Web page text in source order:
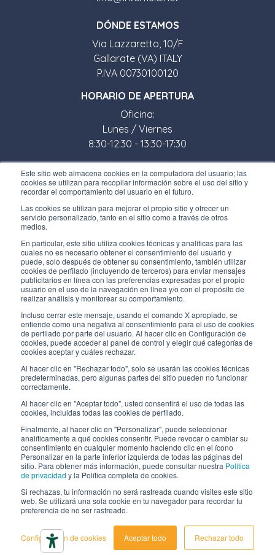
Este sitio web almacena cookies en la computadora del usuario; las
cookies se utilizan para recopilar información sobre el uso del sitio y
recordar el comportamiento del usuario en el futuro.
Las cookies se utilizan para mejorar el propio sitio y ofrecer un
servicio personalizado, tanto en el sitio como a través de otros
medios.
En particular, este sitio utiliza cookies técnicas y analíticas para las
cuales no es necesario obtener el consentimiento del usuario y
puede, solo después de obtener su consentimiento, también utilizar
cookies de perfilado (incluyendo de terceros) para enviar mensajes
publicitarios en línea con las preferencias expresadas por el propio
usuario en el uso de la navegación en línea y/o con el propósito de
realizar análisis y monitorear su comportamiento.
Incluso cerrar este mensaje, usando el comando X apropiado, se
entiende como una negativa al consentimiento para el uso de cookies
de perfilado por parte del usuario. Al hacer clic en Configuración de
cookies, puede acceder al panel de control y elegir qué categorías de
cookies aceptar y cuáles rechazar.
Al hacer clic en "Rechazar todo", solo se usarán las cookies técnicas
predeterminadas, pero algunas partes del sitio pueden no funcionar
correctamente.
Al hacer clic en "Aceptar todo", usted consentirá el uso de todas las
cookies, incluidas todas las cookies de perfilado.
Finalmente, al hacer clic en "Personalizar", puede seleccionar
analíticamente a qué cookies consentir. Puede revocar o cambiar su
consentimiento en cualquier momento haciendo clic en el ícono
Personalizar en la parte inferior izquierda de todas las páginas del
sitio. Para obtener más información, puede consultar nuestra Política
de privacidad y la Política completa de cookies.
Si rechazas, tu información no será rastreada cuando visites este sitio
web. Se utilizará una sola cookie en tu navegador para recordar tu
preferencia de no ser rastreado.
Configuración de cookies Aceptar todo Rechazar todo
DÓNDE ESTAMOS
Via Lazzaretto, 10/F
Gallarate (VA) ITALY
P.IVA 00730100120
HORARIO DE APERTURA
Oficina:
Lunes / Viernes
8:30-12:30 - 13:30-17:30
Tienda:
Lunes / Viernes
Subscríbete a nuestro boletín
Trabaja con nosotros
Los envases de Interfluid
Proyecto de transformación digital
MANT É GASE AL D ÍA
© 2026 Interfluid srl • Tutti i diritti riservati
Declaración de accesibilidad